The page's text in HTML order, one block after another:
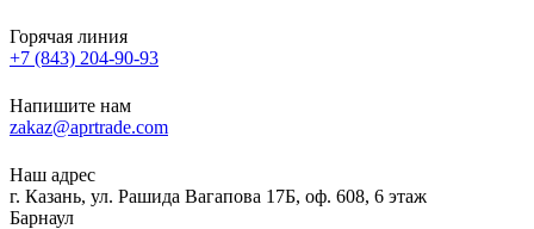
Горячая линия
+7 (843) 204-90-93
Напишите нам
zakaz@aprtrade.com
Наш адрес
г. Казань, ул. Рашида Вагапова 17Б, оф. 608, 6 этаж
Барнаул